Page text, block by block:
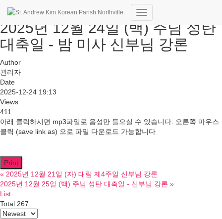
Toggle
Navigation
2025년 12월 24일 (백) 주님 성탄
대축일 - 밤 미사 신부님 강론
Author
관리자
Date
2025-12-24 19:13
Views
411
아래 클릭하시면 mp3파일로 음성만 들으실 수 있습니다. 오른쪽 마우스
클릭 (save link as) 으로 파일 다운로드 가능합니다
Print
« 2025년 12월 21일 (자) 대림 제4주일 신부님 강론
2025년 12월 25일 (백) 주님 성탄 대축일 - 신부님 강론 »
List
Total 267